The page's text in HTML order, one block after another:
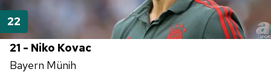
21 - Niko Kovac
Bayern Münih